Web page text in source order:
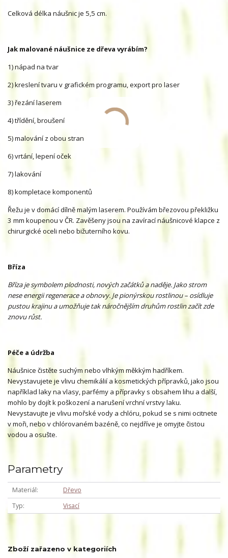
Celková délka náušnic je 5,5 cm.
Jak malované náušnice ze dřeva vyrábím?
1) nápad na tvar
2) kreslení tvaru v grafickém programu, export pro laser
3) řezání laserem
4) třídění, broušení
5) malování z obou stran
6) vrtání, lepení oček
7) lakování
8) kompletace komponentů
Řežu je v domácí dílně malým laserem. Používám březovou překližku
3 mm koupenou v ČR. Zavěšeny jsou na zavírací náušnicové klapce z
chirurgické oceli nebo bižuterního kovu.
Bříza
Bříza je symbolem plodnosti, nových začátků a naděje. Jako strom
nese energii regenerace a obnovy. Je pionýrskou rostlinou – osídluje
pustou krajinu a umožňuje tak náročnějším druhům rostlin začít zde
znovu růst.
Péče a údržba
Náušnice čistěte suchým nebo vlhkým měkkým hadříkem.
Nevystavujete je vlivu chemikálií a kosmetických přípravků, jako jsou
například laky na vlasy, parfémy a přípravky s obsahem lihu a další,
mohlo by dojít k poškození a narušení vrchní vrstvy laku.
Nevystavujte je vlivu mořské vody a chlóru, pokud se s nimi ocitnete
v moři, nebo v chlórovaném bazéně, co nejdříve je omyjte čistou
vodou a osušte.
Parametry
Materiál
Dřevo
Typ
Visací
Zboží zařazeno v kategoriích